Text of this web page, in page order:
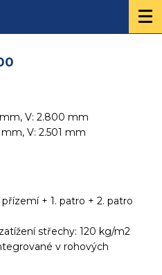
V: 2.800 mm
V: 2.501 mm
+ 1. patro + 2. patro
střechy: 120 kg/m2
v rohových